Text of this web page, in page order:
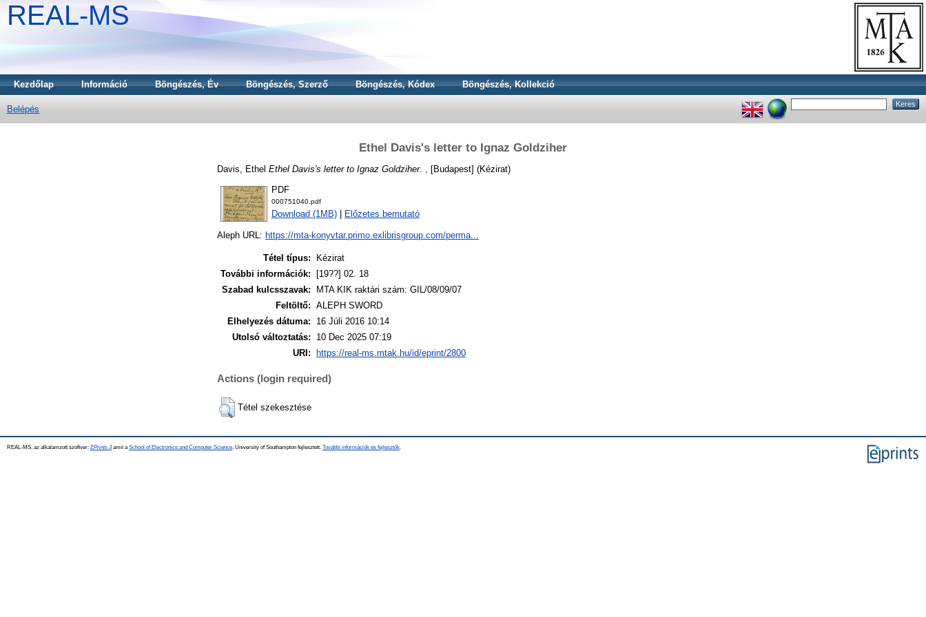
REAL-MS
Kezdőlap Információ Böngészés, Év Böngészés, Szerző Böngészés, Kódex Böngészés, Kollekció
Belépés
Ethel Davis's letter to Ignaz Goldziher
Davis, Ethel Ethel Davis's letter to Ignaz Goldziher. , [Budapest] (Kézirat)
PDF
000751040.pdf
Download (1MB) Előzetes bemutató
Aleph URL: https://mta-konyvtar.primo.exlibrisgroup.com/perma...
Tétel típus:
Kézirat
További információk:
[19??] 02. 18
Szabad kulcsszavak:
MTA KIK raktári szám: GIL/08/09/07
Feltöltő: ALEPH SWORD
Elhelyezés dátuma:
16 Júli 2016 10:14
Utolsó változtatás:
10 Dec 2025 07:19
URI:
https://real-ms.mtak.hu/id/eprint/2800
Actions (login required)
Tétel szekesztése
REAL-MS, az alkalamzott szoftver: EPrints 3amit a School of Electronics and Computer Science , University of Southampton fejlesztett. További információk és fejlesztők